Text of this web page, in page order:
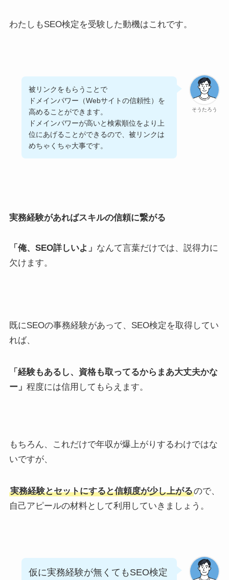
わたしもSEO検定を受験した動機はこれです。
そうたろう
被リンクをもらうことで
ドメインパワー（Webサイトの信頼性）を
高めることができます。
ドメインパワーが高いと検索順位をより上
位にあげることができるので、被リンクは
めちゃくちゃ大事です。
実務経験があればスキルの信頼に繋がる
「俺、SEO詳しいよ」 なんて言葉だけでは、説得力に
欠けます。
既にSEOの事務経験があって、SEO検定を取得してい
れば、
「経験もあるし、資格も取ってるからまあ大丈夫かな
ー」 程度には信用してもらえます。
もちろん、これだけで年収が爆上がりするわけではな
いですが、
実務経験とセットにすると信頼度が少し上がるので、
自己アピールの材料として利用していきましょう。
仮に実務経験が無くてもSEO検定